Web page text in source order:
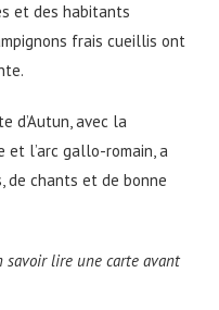
et des habitants
frais cueillis ont
d’Autun, avec la
l’arc gallo-romain, a
de chants et de bonne
lire une carte avant